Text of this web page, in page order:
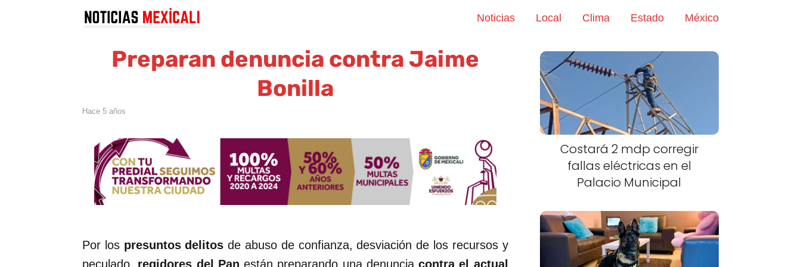
Noticias Local Clima Estado México
Preparan denuncia contra Jaime
Bonilla
hace 5 años
Por los presuntos delitos de abuso de confianza, desviación de los recursos y
peculado, regidores del Pan están preparando una denunciacontra el actual
Costará 2 mdp corregir
fallas eléctricas en el
Palacio Municipal